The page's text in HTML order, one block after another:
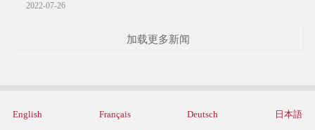
2022-07-26
加载更多新闻
English Français Deutsch 日本語